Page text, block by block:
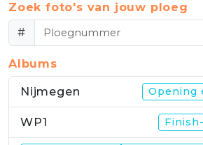
Zoek foto's van jouw ploeg
#
Albums
Nijmegen Opening
WP1